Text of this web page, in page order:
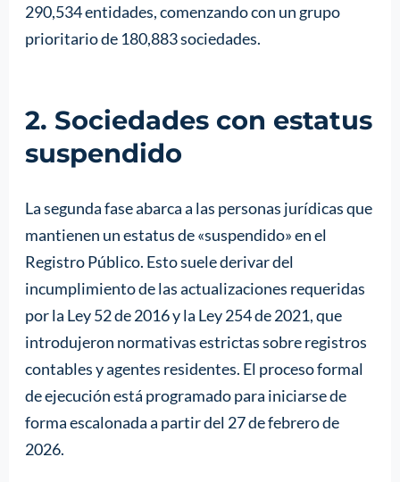
290,534 entidades, comenzando con un grupo
prioritario de 180,883 sociedades.
2. Sociedades con estatus
suspendido
La segunda fase abarca a las personas jurídicas que
mantienen un estatus de «suspendido» en el
Registro Público. Esto suele derivar del
incumplimiento de las actualizaciones requeridas
por la Ley 52 de 2016 y la Ley 254 de 2021, que
introdujeron normativas estrictas sobre registros
contables y agentes residentes. El proceso formal
de ejecución está programado para iniciarse de
forma escalonada a partir del 27 de febrero de
2026.